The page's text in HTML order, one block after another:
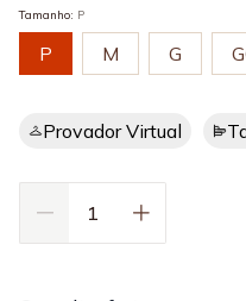
Tamanho: P
P M G
Provador Virtual